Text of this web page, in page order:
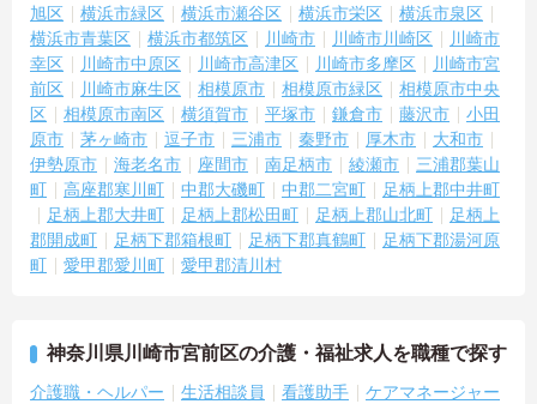
旭区
横浜市緑区 横浜市瀬谷区 横浜市栄区
横浜市泉区
横浜市青葉区
横浜市都筑区 川崎市 川崎市川崎区
川崎市
幸区
川崎市中原区 川崎市高津区 川崎市多摩区
川崎市宮
前区
川崎市麻生区 相模原市 相模原市緑区
相模原市中央
区
相模原市南区 横須賀市 平塚市 鎌倉市 藤沢市
小田
原市
茅ヶ崎市 逗子市 三浦市 秦野市 厚木市
大和市
伊勢原市
海老名市 座間市 南足柄市 綾瀬市
三浦郡葉山
町
高座郡寒川町 中郡大磯町 中郡二宮町
足柄上郡中井町
足柄上郡大井町
足柄上郡松田町 足柄上郡山北町
足柄上
郡開成町
足柄下郡箱根町 足柄下郡真鶴町
足柄下郡湯河原
町
愛甲郡愛川町 愛甲郡清川村
神奈川県川崎市宮前区の介護・福祉求人を職種で探す
介護職・ヘルパー 生活相談員 看護助手
ケアマネージャー